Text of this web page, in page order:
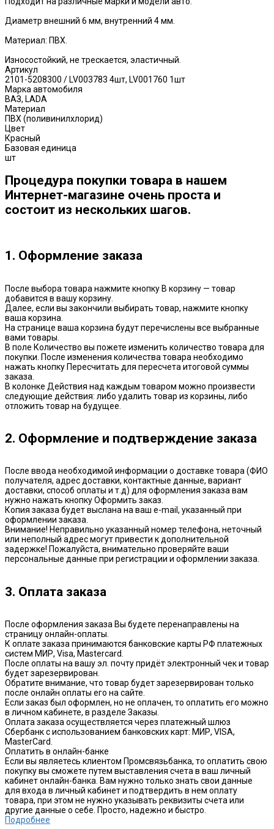
Диаметр внешний 6 мм, внутренний 4 мм.
Материал: ПВХ.
Износостойкий, не трескается, эластичный.
Артикул
2101-5208300 / LV003783 4шт, LV001760 1шт
Марка автомобиля
ВАЗ, LADA
Материал
ПВХ (поливинилхлорид)
Цвет
Красный
Базовая единица
шт
Процедура покупки товара в нашем
Интернет-магазине очень проста и
состоит из нескольких шагов.
1. Оформление заказа
После выбора товара нажмите кнопку В корзину — товар
добавится в вашу корзину.
Далее, если вы закончили выбирать товар, нажмите кнопку
ваша корзина.
На странице ваша корзина будут перечислены все выбранные
вами товары.
В поле Количество вы пожете изменить количество товара для
покупки. После изменения количества товара необходимо
нажать кнопку Пересчитать для пересчета итоговой суммы
заказа.
В колонке Действия над каждым товаром можно произвести
следующие действия: либо удалить товар из корзины, либо
отложить товар на будущее.
2. Оформление и подтверждение заказа
После ввода необходимой информации о доставке товара (ФИО
получателя, адрес доставки, контактные данные, вариант
доставки, способ оплаты и т.д) для оформления заказа вам
нужно нажать кнопку Оформить заказ.
Копия заказа будет выслана на ваш e-mail, указанный при
оформлении заказа.
Внимание! Неправильно указанный номер телефона, неточный
или неполный адрес могут привести к дополнительной
задержке! Пожалуйста, внимательно проверяйте ваши
персональные данные при регистрации и оформлении заказа.
3. Оплата заказа
После оформления заказа Вы будете перенаправлены на
страницу онлайн-оплаты.
К оплате заказа принимаются банковские карты РФ платежных
систем МИР, Visa, Mastercard.
После оплаты на вашу эл. почту придёт электронный чек и товар
будет зарезервирован.
Обратите внимание, что товар будет зарезервирован только
после онлайн оплаты его на сайте.
Если заказ был оформлен, но не оплачен, то оплатить его можно
в личном кабинете, в разделе Заказы.
Оплата заказа осуществляется через платежный шлюз
Сбербанк с использованием банковских карт: МИР, VISA,
MasterCard.
Оплатить в онлайн-банке
Если вы являетесь клиентом Промсвязьбанка, то оплатить свою
покупку вы сможете путем выставления счета в ваш личный
кабинет онлайн-банка. Вам нужно только знать свои данные
для входа в личный кабинет и подтвердить в нем оплату
товара, при этом не нужно указывать реквизиты счета или
другие данные о себе. Просто, надежно и быстро.
Подробнее